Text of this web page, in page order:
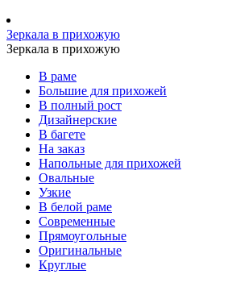
Зеркала в прихожую
Зеркала в прихожую
В раме
Большие для прихожей
В полный рост
Дизайнерские
В багете
На заказ
Напольные для прихожей
Овальные
Узкие
В белой раме
Современные
Прямоугольные
Оригинальные
Круглые